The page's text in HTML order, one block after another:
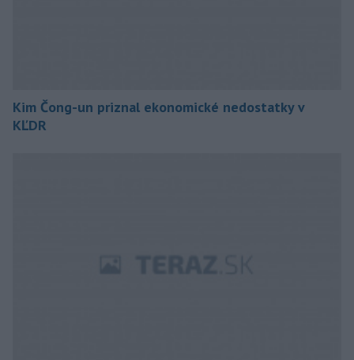
Kim Čong-un priznal ekonomické nedostatky v
KĽDR